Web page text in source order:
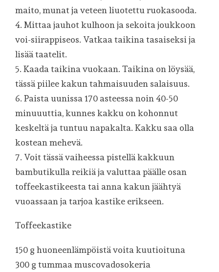
maito, munat ja veteen liuotettu ruokasooda.
4. Mittaa jauhot kulhoon ja sekoita joukkoon
voi-siirappiseos. Vatkaa taikina tasaiseksi ja
lisää taatelit.
5. Kaada taikina vuokaan. Taikina on löysää,
tässä piilee kakun tahmaisuuden salaisuus.
6. Paista uunissa 170 asteessa noin 40-50
minuuuttia, kunnes kakku on kohonnut
keskeltä ja tuntuu napakalta. Kakku saa olla
kostean mehevä.
7. Voit tässä vaiheessa pistellä kakkuun
bambutikulla reikiä ja valuttaa päälle osan
toffeekastikeesta tai anna kakun jäähtyä
vuoassaan ja tarjoa kastike erikseen.
Toffeekastike
150 g huoneenlämpöistä voita kuutioituna
300 g tummaa muscovadosokeria